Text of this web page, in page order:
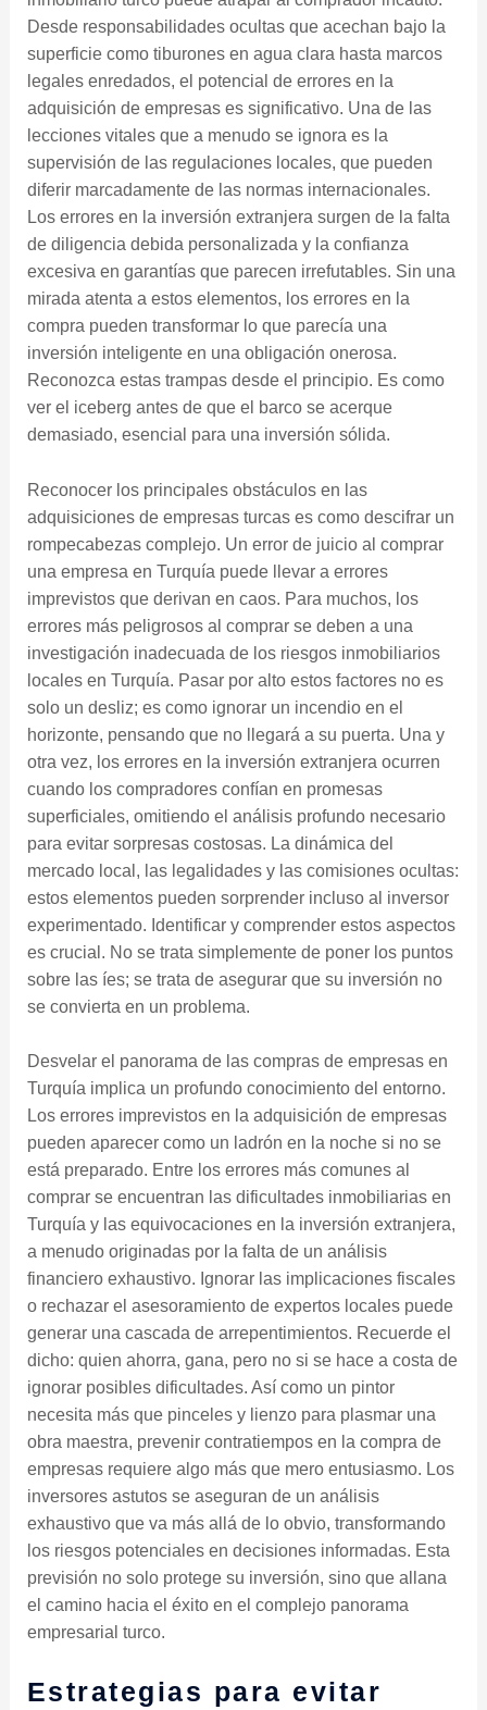
Desde responsabilidades ocultas que acechan bajo la
superficie como tiburones en agua clara hasta marcos
legales enredados, el potencial de errores en la
adquisición de empresas es significativo. Una de las
lecciones vitales que a menudo se ignora es la
supervisión de las regulaciones locales, que pueden
diferir marcadamente de las normas internacionales.
Los errores en la inversión extranjera surgen de la falta
de diligencia debida personalizada y la confianza
excesiva en garantías que parecen irrefutables. Sin una
mirada atenta a estos elementos, los errores en la
compra pueden transformar lo que parecía una
inversión inteligente en una obligación onerosa.
Reconozca estas trampas desde el principio. Es como
ver el iceberg antes de que el barco se acerque
demasiado, esencial para una inversión sólida.
Reconocer los principales obstáculos en las
adquisiciones de empresas turcas es como descifrar un
rompecabezas complejo. Un error de juicio al comprar
una empresa en Turquía puede llevar a errores
imprevistos que derivan en caos. Para muchos, los
errores más peligrosos al comprar se deben a una
investigación inadecuada de los riesgos inmobiliarios
locales en Turquía. Pasar por alto estos factores no es
solo un desliz; es como ignorar un incendio en el
horizonte, pensando que no llegará a su puerta. Una y
otra vez, los errores en la inversión extranjera ocurren
cuando los compradores confían en promesas
superficiales, omitiendo el análisis profundo necesario
para evitar sorpresas costosas. La dinámica del
mercado local, las legalidades y las comisiones ocultas:
estos elementos pueden sorprender incluso al inversor
experimentado. Identificar y comprender estos aspectos
es crucial. No se trata simplemente de poner los puntos
sobre las íes; se trata de asegurar que su inversión no
se convierta en un problema.
Desvelar el panorama de las compras de empresas en
Turquía implica un profundo conocimiento del entorno.
Los errores imprevistos en la adquisición de empresas
pueden aparecer como un ladrón en la noche si no se
está preparado. Entre los errores más comunes al
comprar se encuentran las dificultades inmobiliarias en
Turquía y las equivocaciones en la inversión extranjera,
a menudo originadas por la falta de un análisis
financiero exhaustivo. Ignorar las implicaciones fiscales
o rechazar el asesoramiento de expertos locales puede
generar una cascada de arrepentimientos. Recuerde el
dicho: quien ahorra, gana, pero no si se hace a costa de
ignorar posibles dificultades. Así como un pintor
necesita más que pinceles y lienzo para plasmar una
obra maestra, prevenir contratiempos en la compra de
empresas requiere algo más que mero entusiasmo. Los
inversores astutos se aseguran de un análisis
exhaustivo que va más allá de lo obvio, transformando
los riesgos potenciales en decisiones informadas. Esta
previsión no solo protege su inversión, sino que allana
el camino hacia el éxito en el complejo panorama
empresarial turco.
Estrategias para evitar